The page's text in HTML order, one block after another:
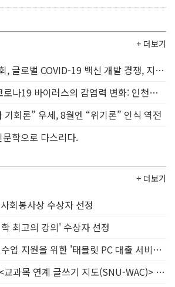
+ 더보기
코로나19 과학위원회, 글로벌 COVID-19 백신 개발 경쟁, 지금 우리는 어디까지 왔나?
의대 고광필 교수, 코로나19 바이러스의 감염력 변화: 인천지역을 중심으로
기회론” 우세, 8월엔 “위기론” 인식 역전
학으로 다스리다.
+ 더보기
회봉사상 수상자 선정
최고의 강의' 수상자 선정
중앙도서관, 비대면 수업 지원을 위한 '태블릿 PC 대출 서비스' 실시
교수학습개발센터, <교과목 연계 글쓰기 지도(SNU-WAC)> 운영